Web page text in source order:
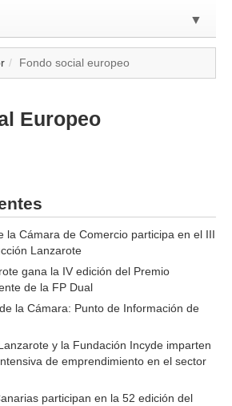
▼
▼
Fondo social europeo
Europeo
la Cámara de Comercio participa en el III
Lanzarote
gana la IV edición del Premio
de la FP Dual
la Cámara: Punto de Información de
y la Fundación Incyde imparten
de emprendimiento en el sector
participan en la 52 edición del